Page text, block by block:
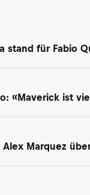
stand für Fabio
«Maverick ist
Marquez